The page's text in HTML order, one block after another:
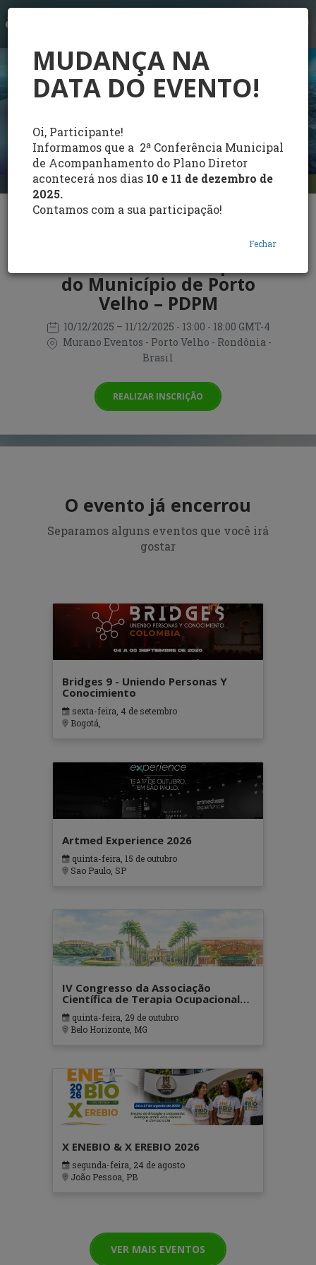
MUDANÇA NA
DATA DO EVENTO!
Oi, Participante!
Informamos que a 2ª Conferência Municipal
de Acompanhamento do Plano Diretor
acontecerá nos dias 10 e 11 de dezembro de
2025.
Contamos com a sua participação!
Fechar
de Acompanhamento do
do Município de Porto
Velho – PDPM
10/12/2025 – 11/12/2025 - 13:00 - 18:00 GMT-4
Murano Eventos - Porto Velho - Rondônia -
Brasil
REALIZAR INSCRIÇÃO
O evento já encerrou
Separamos alguns eventos que você irá
gostar
Bridges 9 - Uniendo Personas Y
Conocimiento
sexta-feira, 4 de setembro
Bogotá,
Artmed Experience 2026
quinta-feira, 15 de outubro
Sao Paulo, SP
IV Congresso da Associação
Científica de Terapia Ocupacional
em Contextos Hospitalares e
Cuidados Paliativos - ATOHOSP
quinta-feira, 29 de outubro
Belo Horizonte, MG
X ENEBIO & X EREBIO 2026
segunda-feira, 24 de agosto
João Pessoa, PB
VER MAIS EVENTOS